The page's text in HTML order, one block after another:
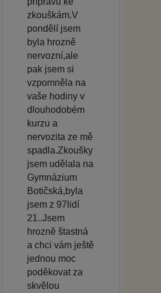
zkouškám.V
pondělí jsem
byla hrozně
nervozní,ale
pak jsem si
vzpomněla na
vaše hodiny v
dlouhodobém
kurzu a
nervozita ze mě
spadla.Zkoušky
jsem udělala na
Gymnázium
Botičská,byla
jsem z 97lidí
21..Jsem
hrozně štastná
a chci vám ještě
jednou moc
poděkovat za
skvělou